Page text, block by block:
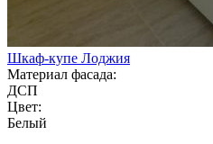
Шкаф-купе Лоджия
Материал фасада:
ДСП
Цвет:
Белый